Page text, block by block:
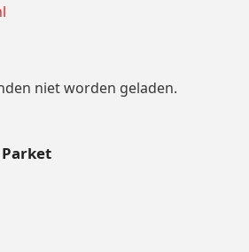
niet worden geladen.